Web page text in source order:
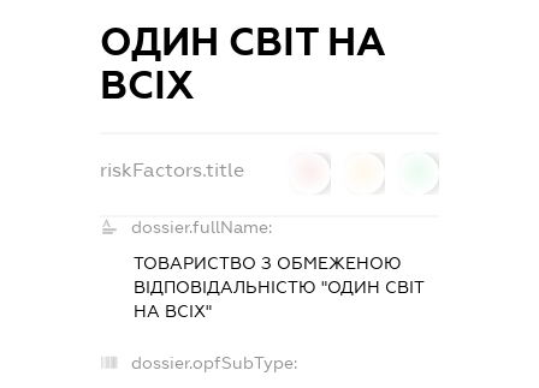
ОДИН СВІТ НА
ВСІХ
riskFactors.title
dossier.fullName:
ТОВАРИСТВО З ОБМЕЖЕНОЮ
ВІДПОВІДАЛЬНІСТЮ "ОДИН СВІТ
НА ВСІХ"
dossier.opfSubType: